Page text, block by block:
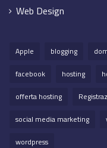
Web Design
Apple blogging
facebook
hosting
offerta hosting
social media marketing
wordpress